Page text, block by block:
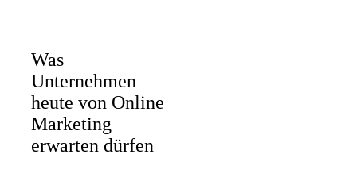
Was
Unternehmen
heute von Online
Marketing
erwarten dürfen